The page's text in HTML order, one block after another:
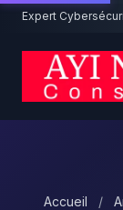
Aller au contenu
Expert
Accueil /
Un projet